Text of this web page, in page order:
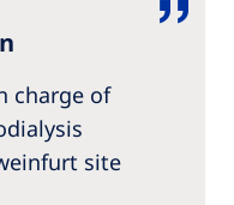
charge of
site